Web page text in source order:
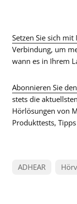
Setzen Sie sich
Verbindung, um
wann es in Ihrem
Abonnieren Sie
stets die
Hörlösungen von
Produkttests,
ADHEAR